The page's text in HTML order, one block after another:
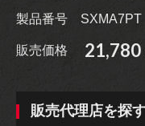
製品番号 SXMA7PT
販売価格 21,780
販売代理店を探